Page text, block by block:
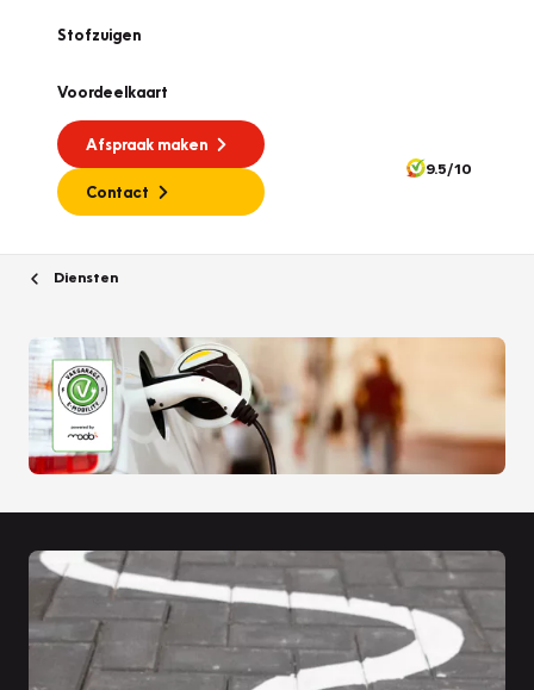
Stofzuigen
Voordeelkaart
Afspraak maken
Contact
9.5/10
Diensten